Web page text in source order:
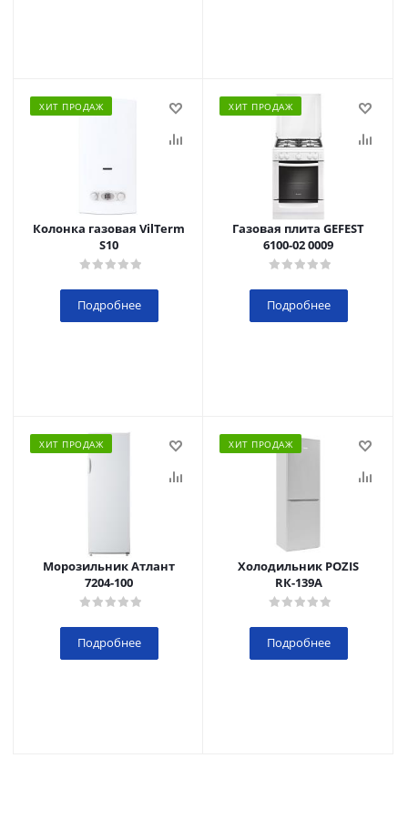
ХИТ ПРОДАЖ
Колонка газовая VilTerm
S10
Подробнее
ХИТ ПРОДАЖ
Газовая плита GEFEST
6100-02 0009
Подробнее
ХИТ ПРОДАЖ
Морозильник Атлант
7204-100
Подробнее
ХИТ ПРОДАЖ
Холодильник POZIS
RК-139А
Подробнее